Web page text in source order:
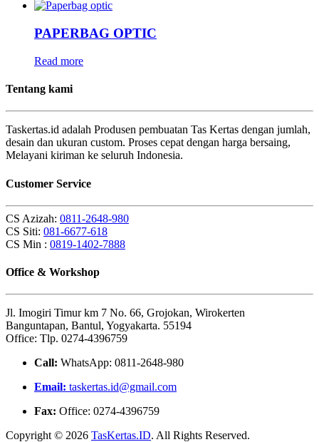
PAPERBAG OPTIC
Read more
Tentang kami
Taskertas.id adalah Produsen pembuatan Tas Kertas dengan jumlah,
desain dan ukuran custom. Proses cepat dengan harga bersaing,
Melayani kiriman ke seluruh Indonesia.
Customer Service
CS Azizah: 0811-2648-980
CS Siti: 081-6677-618
CS Min : 0819-1402-7888
Office & Workshop
Jl. Imogiri Timur km 7 No. 66, Grojokan, Wirokerten
Banguntapan, Bantul, Yogyakarta. 55194
Office: Tlp. 0274-4396759
Call: WhatsApp: 0811-2648-980
Email: taskertas.id@gmail.com
Fax: Office: 0274-4396759
Copyright © 2026 TasKertas.ID. All Rights Reserved.